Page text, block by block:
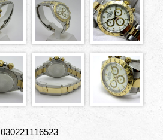
030221116523